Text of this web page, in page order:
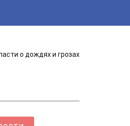
о дождях и грозах